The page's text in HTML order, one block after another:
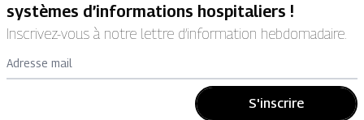
systèmes d’informations hospitaliers !
Inscrivez-vous à notre lettre d’information hebdomadaire.
Adresse mail
S'inscrire